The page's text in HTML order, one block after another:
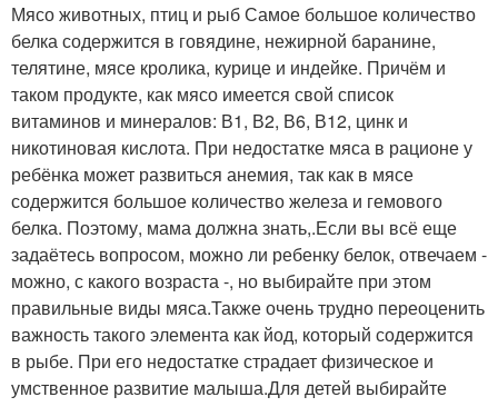
Мясо животных, птиц и рыб Самое большое количество
белка содержится в говядине, нежирной баранине,
телятине, мясе кролика, курице и индейке. Причём и
таком продукте, как мясо имеется свой список
витаминов и минералов: В1, В2, В6, В12, цинк и
никотиновая кислота. При недостатке мяса в рационе у
ребёнка может развиться анемия, так как в мясе
содержится большое количество железа и гемового
белка. Поэтому, мама должна знать,.Если вы всё еще
задаётесь вопросом, можно ли ребенку белок, отвечаем -
можно, с какого возраста -, но выбирайте при этом
правильные виды мяса.Также очень трудно переоценить
важность такого элемента как йод, который содержится
в рыбе. При его недостатке страдает физическое и
умственное развитие малыша.Для детей выбирайте